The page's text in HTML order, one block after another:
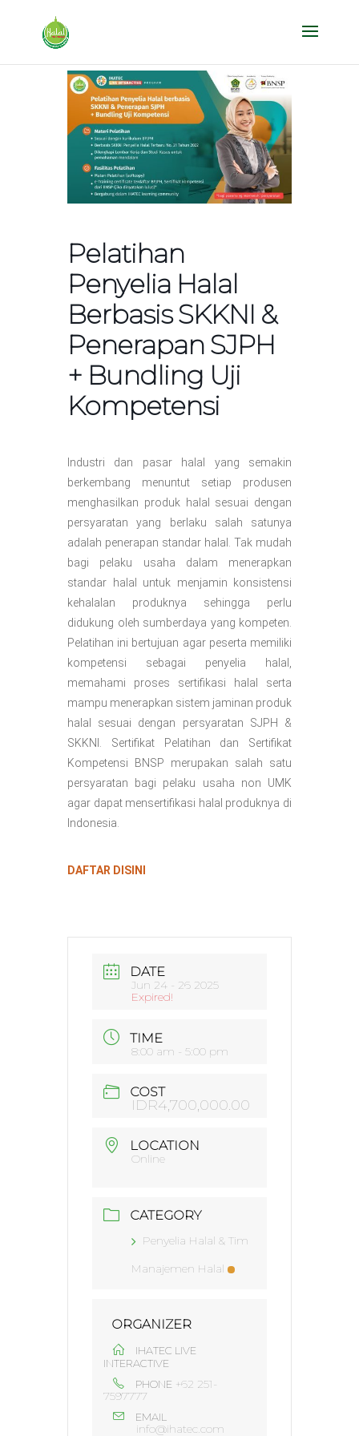
Pelatihan
Penyelia Halal
Berbasis SKKNI &
Penerapan SJPH
+ Bundling Uji
Kompetensi
Industri dan pasar halal yang semakin
berkembang menuntut setiap produsen
menghasilkan produk halal sesuai dengan
persyaratan yang berlaku salah satunya
adalah penerapan standar halal. Tak mudah
bagi pelaku usaha dalam menerapkan
standar halal untuk menjamin konsistensi
kehalalan produknya sehingga perlu
didukung oleh sumberdaya yang kompeten.
Pelatihan ini bertujuan agar peserta memiliki
kompetensi sebagai penyelia halal,
memahami proses sertifikasi halal serta
mampu menerapkan sistem jaminan produk
halal sesuai dengan persyaratan SJPH &
SKKNI. Sertifikat Pelatihan dan Sertifikat
Kompetensi BNSP merupakan salah satu
persyaratan bagi pelaku usaha non UMK
agar dapat mensertifikasi halal produknya di
Indonesia.
DAFTAR DISINI
DATE
Jun 24 - 26 2025
Expired!
TIME
8:00 am - 5:00 pm
COST
IDR4,700,000.00
LOCATION
Online
CATEGORY
Penyelia Halal & Tim
Manajemen Halal
ORGANIZER
IHATEC LIVE
INTERACTIVE
PHONE +62 251-
7597777
EMAIL
info@ihatec.com